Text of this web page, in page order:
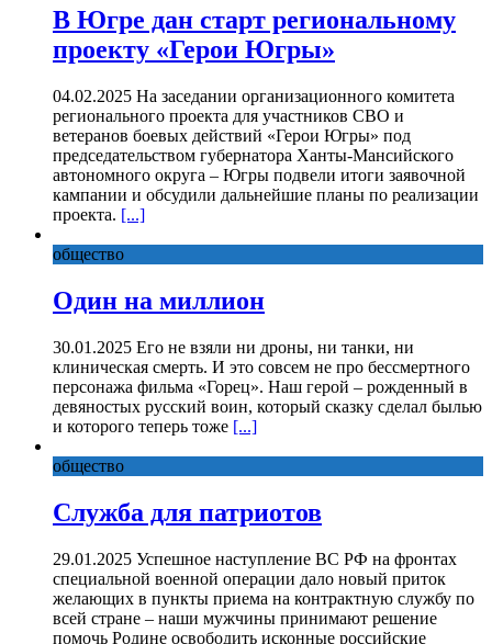
В Югре дан старт региональному
проекту «Герои Югры»
04.02.2025 На заседании организационного комитета
регионального проекта для участников СВО и
ветеранов боевых действий «Герои Югры» под
председательством губернатора Ханты-Мансийского
автономного округа – Югры подвели итоги заявочной
кампании и обсудили дальнейшие планы по реализации
проекта. [...]
общество
Один на миллион
30.01.2025 Его не взяли ни дроны, ни танки, ни
клиническая смерть. И это совсем не про бессмертного
персонажа фильма «Горец». Наш герой – рожденный в
девяностых русский воин, который сказку сделал былью
и которого теперь тоже [...]
общество
Служба для патриотов
29.01.2025 Успешное наступление ВС РФ на фронтах
специальной военной операции дало новый приток
желающих в пункты приема на контрактную службу по
всей стране – наши мужчины принимают решение
помочь Родине освободить исконные российские